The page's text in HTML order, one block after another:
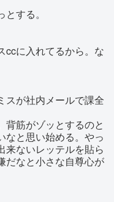
する。
ccに入れてるから。な
が社内メールで課全
背筋がゾッとするのと
なと思い始める。やっ
来ないレッテルを貼ら
だなと小さな自尊心が